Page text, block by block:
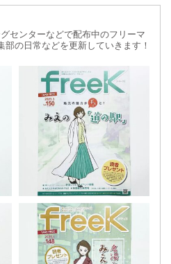
センターなどで配布中のフリーマ
部の日常などを更新していきます！